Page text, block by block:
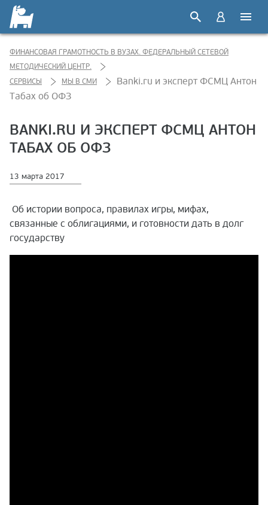
ФИНАНСОВАЯ ГРАМОТНОСТЬ В ВУЗАХ. ФЕДЕРАЛЬНЫЙ СЕТЕВОЙ
МЕТОДИЧЕСКИЙ ЦЕНТР.
СЕРВИСЫ
МЫ В СМИ
Banki.ru и эксперт ФСМЦ Антон
Табах об ОФЗ
BANKI.RU И ЭКСПЕРТ ФСМЦ АНТОН
ТАБАХ ОБ ОФЗ
13 марта 2017
Об истории вопроса, правилах игры, мифах,
связанные с облигациями, и готовности дать в долг
государству